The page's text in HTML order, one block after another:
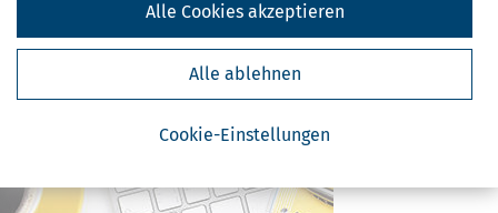
Cookie-Einstellungen
Alle ablehnen
Alle Cookies akzeptieren
Unterhaltshöchstbetrag
Kindesunterhalt